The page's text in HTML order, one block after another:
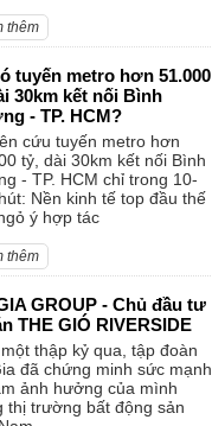
thêm
tuyến metro hơn 51.000
30km kết nối Bình
- TP. HCM?
cứu tuyến metro hơn
tỷ, dài 30km kết nối Bình
- TP. HCM chỉ trong 10-
Nền kinh tế top đầu thế
ý hợp tác
thêm
GROUP - Chủ đầu tư
THE GIÓ RIVERSIDE
thập kỷ qua, tập đoàn
đã chứng minh sức mạnh
ảnh hưởng của mình
thị trường bất động sản